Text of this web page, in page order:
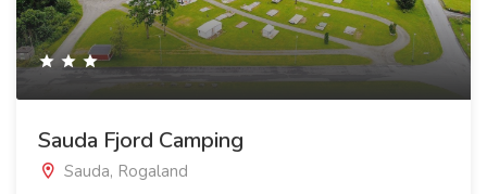
Sauda Fjord Camping
Sauda, Rogaland